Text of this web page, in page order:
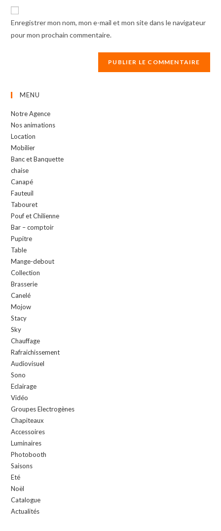
comment
website
URL
Enregistrer mon nom, mon e-mail et mon site dans le navigateur
pour mon prochain commentaire.
MENU
Notre Agence
Nos animations
Location
Mobilier
Banc et Banquette
chaise
Canapé
Fauteuil
Tabouret
Pouf et Chilienne
Bar – comptoir
Pupitre
Table
Mange-debout
Collection
Brasserie
Canelé
Mojow
Stacy
Sky
Chauffage
Rafraichissement
Audiovisuel
Sono
Eclairage
Vidéo
Groupes Electrogènes
Chapiteaux
Accessoires
Luminaires
Photobooth
Saisons
Eté
Noël
Catalogue
Actualités